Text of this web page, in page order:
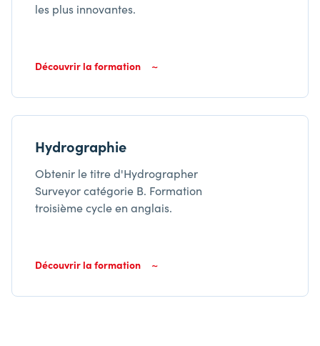
les plus innovantes.
Découvrir la formation
Hydrographie
Obtenir le titre d'Hydrographer
Surveyor catégorie B. Formation
troisième cycle en anglais.
Découvrir la formation